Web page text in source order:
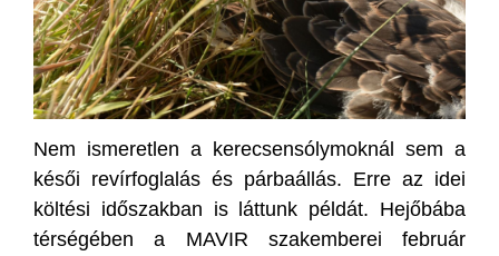
Nem ismeretlen a kerecsensólymoknál sem a
késői revírfoglalás és párbaállás. Erre az idei
költési időszakban is láttunk példát. Hejőbába
térségében a MAVIR szakemberei február